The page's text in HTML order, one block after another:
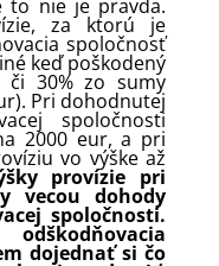
to nie je pravda.
za ktorú je
spoločnosť
keď poškodený
30% zo sumy
Pri dohodnutej
spoločnosti
2000 eur, a pri
vo výške až
provízie pri
vecou dohody
spoločnosti.
dojednať si čo